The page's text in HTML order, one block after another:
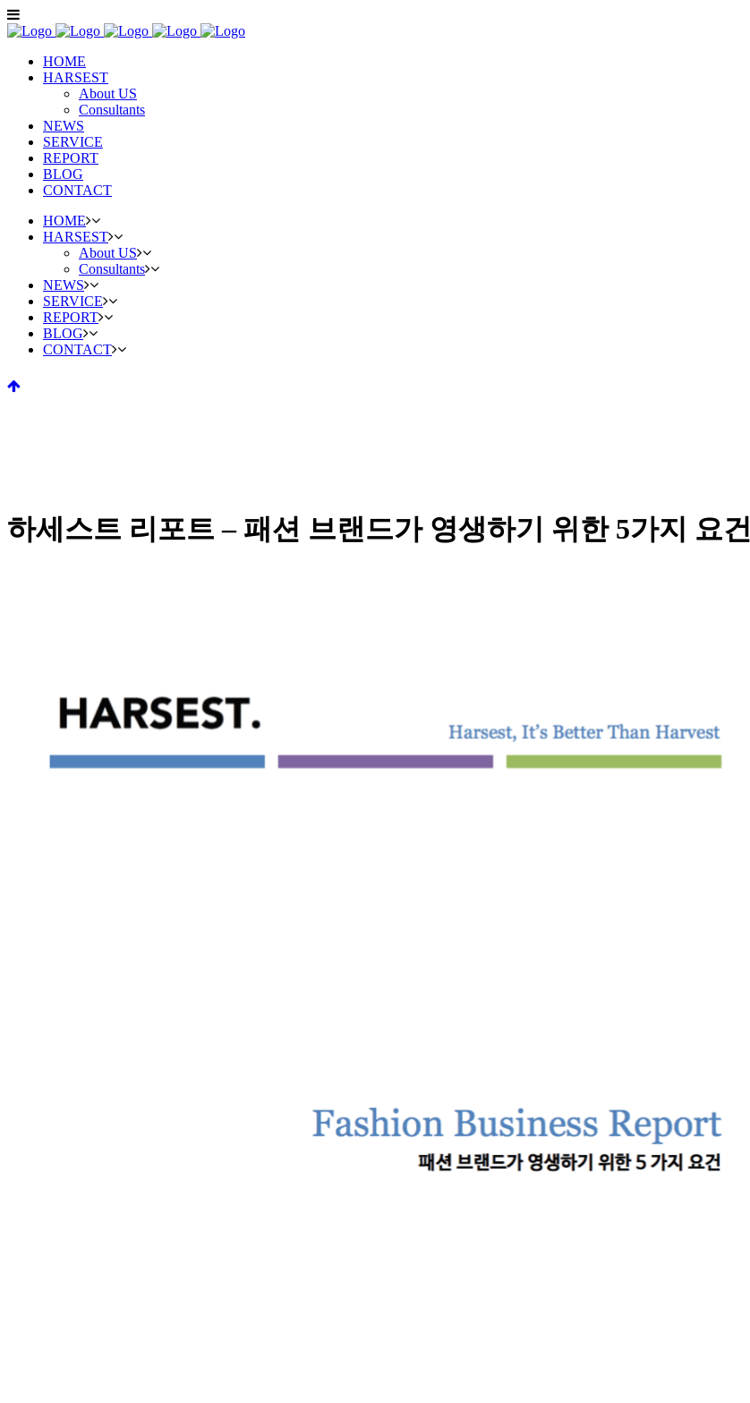
HOME
HARSEST
About US
Consultants
NEWS
SERVICE
REPORT
BLOG
CONTACT
HOME
HARSEST
About US
Consultants
NEWS
SERVICE
REPORT
BLOG
CONTACT
하세스트 리포트 – 패션 브랜드가 영생하기 위한 5가지 요건